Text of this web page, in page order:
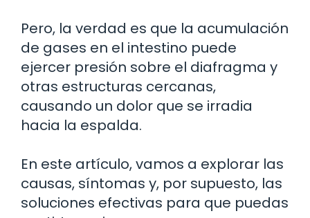
Pero, la verdad es que la acumulación
de gases en el intestino puede
ejercer presión sobre el diafragma y
otras estructuras cercanas,
causando un dolor que se irradia
hacia la espalda.
En este artículo, vamos a explorar las
causas, síntomas y, por supuesto, las
soluciones efectivas para que puedas